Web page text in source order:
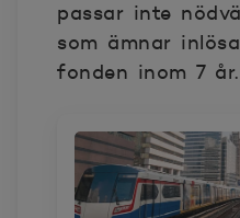
passar inte
som ämnar
fonden inom 7 år.